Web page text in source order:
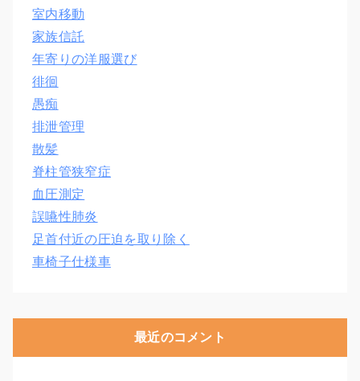
室内移動
家族信託
年寄りの洋服選び
徘徊
愚痴
排泄管理
散髪
脊柱管狭窄症
血圧測定
誤嚥性肺炎
足首付近の圧迫を取り除く
車椅子仕様車
最近のコメント